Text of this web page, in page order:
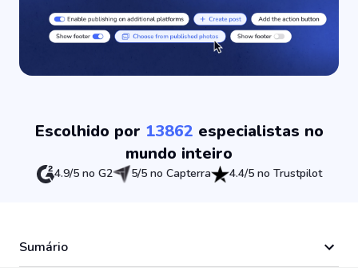
Escolhido por 13862 especialistas no
mundo inteiro
4.9/5 no G2 5/5 no Capterra 4.4/5 no Trustpilot
Sumário